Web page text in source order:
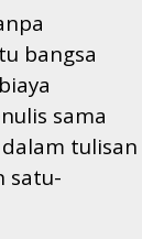
bangsa
sama
tulisan
satu-